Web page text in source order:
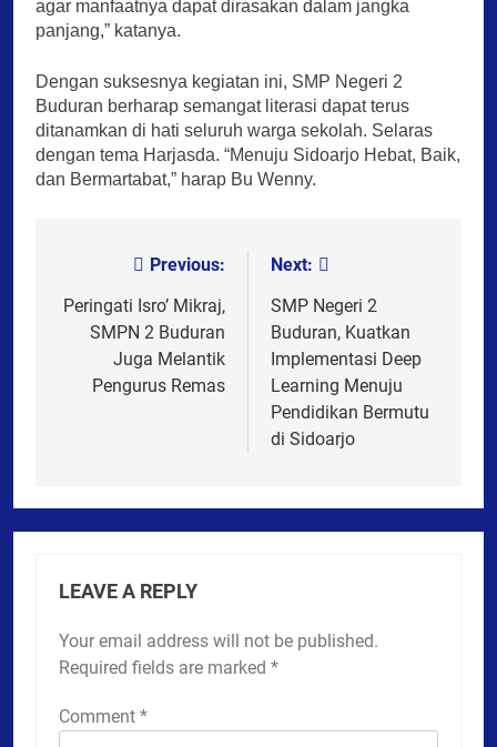
agar manfaatnya dapat dirasakan dalam jangka
panjang,” katanya.
Dengan suksesnya kegiatan ini, SMP Negeri 2
Buduran berharap semangat literasi dapat terus
ditanamkan di hati seluruh warga sekolah. Selaras
dengan tema Harjasda. “Menuju Sidoarjo Hebat, Baik,
dan Bermartabat,” harap Bu Wenny.
navigation
Previous:
Peringati Isro’ Mikraj,
SMPN 2 Buduran
Juga Melantik
Pengurus Remas
Next:
SMP Negeri 2
Buduran, Kuatkan
Implementasi Deep
Learning Menuju
Pendidikan Bermutu
di Sidoarjo
LEAVE A REPLY
Your email address will not be published.
Required fields are marked *
Comment *